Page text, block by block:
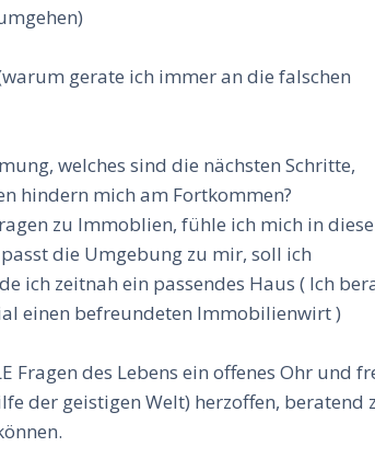
gerate ich immer an die falschen
welches sind die nächsten Schritte,
hindern mich am Fortkommen?
zu Immoblien, fühle ich mich in
die Umgebung zu mir, soll ich
ich zeitnah ein passendes Haus ( Ich
einen befreundeten Immobilienwirt )
Fragen des Lebens ein offenes Ohr und
der geistigen Welt) herzoffen, beratend